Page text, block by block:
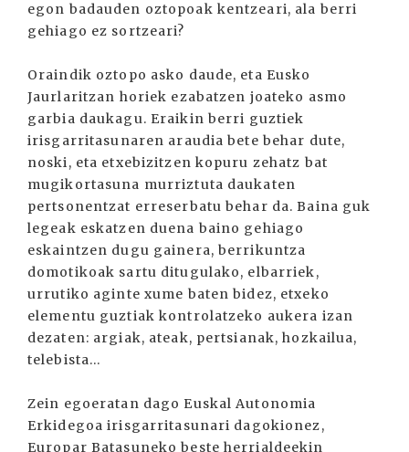
egon badauden oztopoak kentzeari, ala berri
gehiago ez sortzeari?
Oraindik oztopo asko daude, eta Eusko
Jaurlaritzan horiek ezabatzen joateko asmo
garbia daukagu. Eraikin berri guztiek
irisgarritasunaren araudia bete behar dute,
noski, eta etxebizitzen kopuru zehatz bat
mugikortasuna murriztuta daukaten
pertsonentzat erreserbatu behar da. Baina guk
legeak eskatzen duena baino gehiago
eskaintzen dugu gainera, berrikuntza
domotikoak sartu ditugulako, elbarriek,
urrutiko aginte xume baten bidez, etxeko
elementu guztiak kontrolatzeko aukera izan
dezaten: argiak, ateak, pertsianak, hozkailua,
telebista...
Zein egoeratan dago Euskal Autonomia
Erkidegoa irisgarritasunari dagokionez,
Europar Batasuneko beste herrialdeekin